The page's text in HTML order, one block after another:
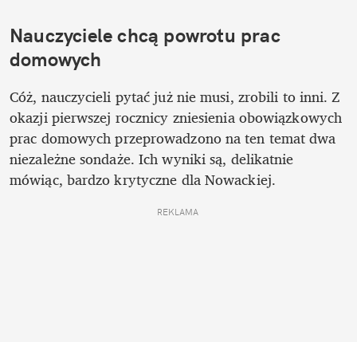
Nauczyciele chcą powrotu prac
domowych
Cóż, nauczycieli pytać już nie musi, zrobili to inni. Z
okazji pierwszej rocznicy zniesienia obowiązkowych
prac domowych przeprowadzono na ten temat dwa
niezależne sondaże. Ich wyniki są, delikatnie
mówiąc, bardzo krytyczne dla Nowackiej.
REKLAMA